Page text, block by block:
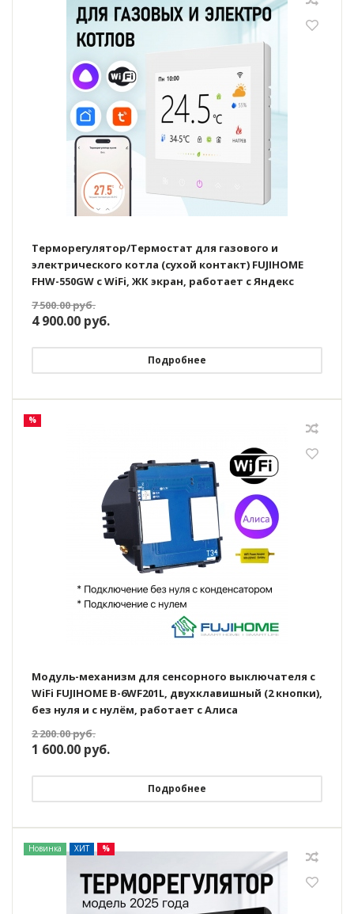
Терморегулятор/Термостат для газового и
электрического котла (сухой контакт) FUJIHOME
FHW-550GW с WiFi, ЖК экран, работает с Яндекс
7 500.00руб.
4 900.00 руб.
Подробнее
%
Модуль-механизм для сенсорного выключателя с
WiFi FUJIHOME B-6WF201L, двухклавишный (2 кнопки),
без нуля и с нулём, работает с Алиса
2 200.00руб.
1 600.00 руб.
Подробнее
Новинка ХИТ %